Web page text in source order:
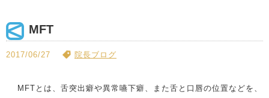
MFT
2017/06/27 院長ブログ
MFTとは、舌突出癖や異常嚥下癖、また舌と口唇の位置などを、